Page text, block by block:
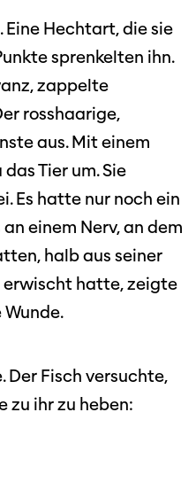
Internet Explorer
Eine Hechtart, die sie
sprenkelten ihn.
zappelte
rosshaarige,
aus. Mit einem
Tier um. Sie
Es hatte nur noch ein
einem Nerv, an dem
halb aus seiner
erwischt hatte, zeigte
Der Fisch versuchte,
zu ihr zu heben: